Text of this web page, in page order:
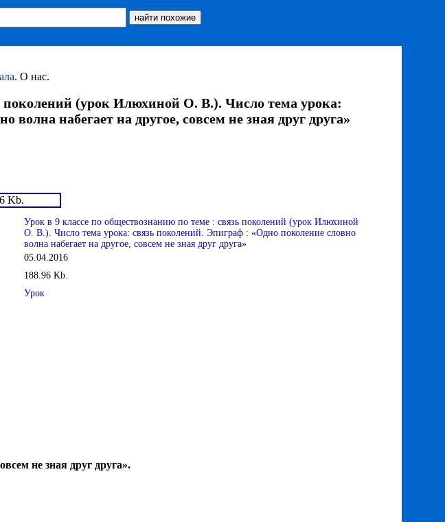
. О нас.
поколений (урок Илюхиной О. В.). Число тема урока:
набегает на другое, совсем не зная друг друга»
Kb.
Урок в 9 классе по обществознанию по теме : связь поколений (урок Илюхиной
О. В.). Число тема урока: связь поколений. Эпиграф : «Одно поколение словно
волна набегает на другое, совсем не зная друг друга»
05.04.2016
188.96 Kb.
Урок
не зная друг друга».